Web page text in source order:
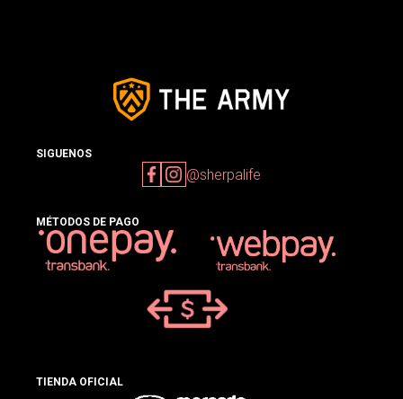
SIGUENOS
@sherpalife
MÉTODOS DE PAGO
TIENDA OFICIAL